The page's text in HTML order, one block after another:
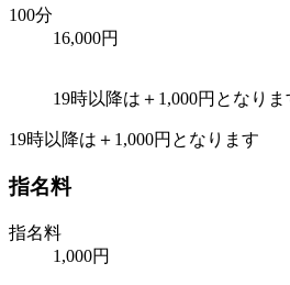
100分
16,000円
19時以降は＋1,000円となりま
19時以降は＋1,000円となります
指名料
指名料
1,000円